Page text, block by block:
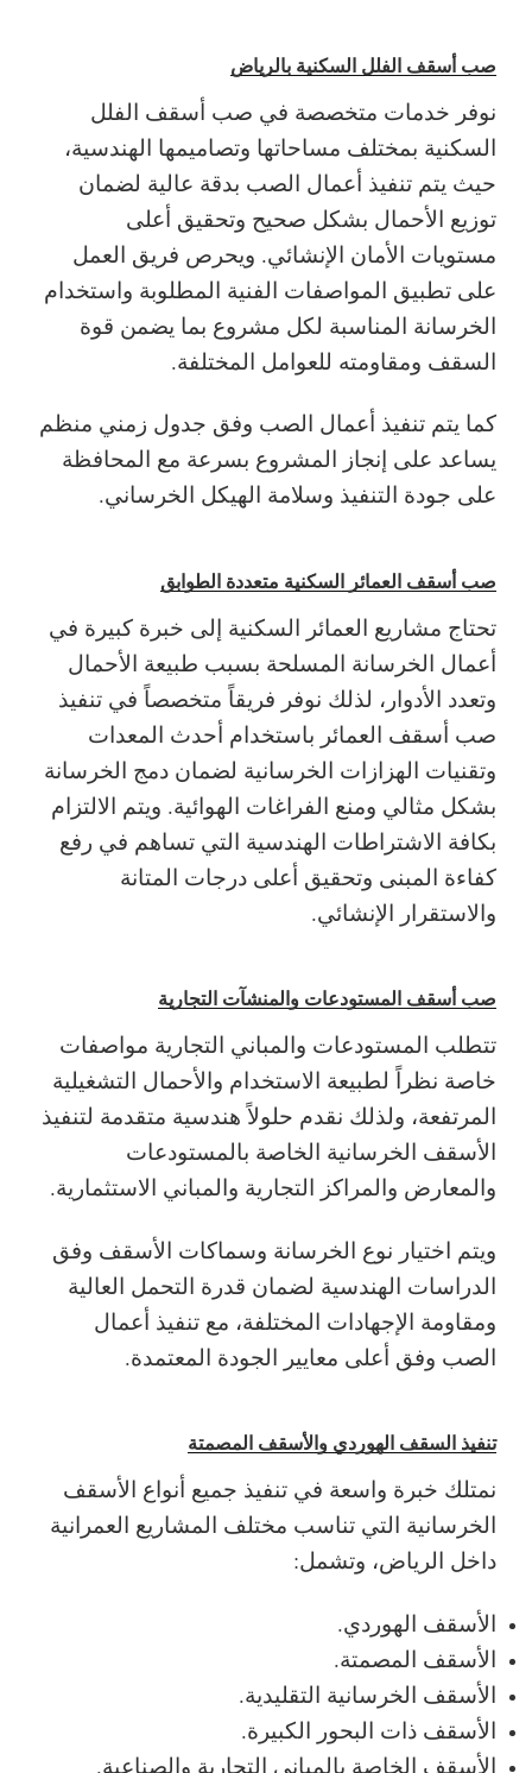
صب أسقف الفلل السكنية بالرياض
نوفر خدمات متخصصة في صب أسقف الفلل
السكنية بمختلف مساحاتها وتصاميمها الهندسية،
حيث يتم تنفيذ أعمال الصب بدقة عالية لضمان
توزيع الأحمال بشكل صحيح وتحقيق أعلى
مستويات الأمان الإنشائي. ويحرص فريق العمل
على تطبيق المواصفات الفنية المطلوبة واستخدام
الخرسانة المناسبة لكل مشروع بما يضمن قوة
السقف ومقاومته للعوامل المختلفة.
كما يتم تنفيذ أعمال الصب وفق جدول زمني منظم
يساعد على إنجاز المشروع بسرعة مع المحافظة
على جودة التنفيذ وسلامة الهيكل الخرساني.
صب أسقف العمائر السكنية متعددة الطوابق
تحتاج مشاريع العمائر السكنية إلى خبرة كبيرة في
أعمال الخرسانة المسلحة بسبب طبيعة الأحمال
وتعدد الأدوار، لذلك نوفر فريقاً متخصصاً في تنفيذ
صب أسقف العمائر باستخدام أحدث المعدات
وتقنيات الهزازات الخرسانية لضمان دمج الخرسانة
بشكل مثالي ومنع الفراغات الهوائية. ويتم الالتزام
بكافة الاشتراطات الهندسية التي تساهم في رفع
كفاءة المبنى وتحقيق أعلى درجات المتانة
والاستقرار الإنشائي.
صب أسقف المستودعات والمنشآت التجارية
تتطلب المستودعات والمباني التجارية مواصفات
خاصة نظراً لطبيعة الاستخدام والأحمال التشغيلية
المرتفعة، ولذلك نقدم حلولاً هندسية متقدمة لتنفيذ
الأسقف الخرسانية الخاصة بالمستودعات
والمعارض والمراكز التجارية والمباني الاستثمارية.
ويتم اختيار نوع الخرسانة وسماكات الأسقف وفق
الدراسات الهندسية لضمان قدرة التحمل العالية
ومقاومة الإجهادات المختلفة، مع تنفيذ أعمال
الصب وفق أعلى معايير الجودة المعتمدة.
تنفيذ السقف الهوردي والأسقف المصمتة
نمتلك خبرة واسعة في تنفيذ جميع أنواع الأسقف
الخرسانية التي تناسب مختلف المشاريع العمرانية
داخل الرياض، وتشمل:
الأسقف الهوردي.
الأسقف المصمتة.
الأسقف الخرسانية التقليدية.
الأسقف ذات البحور الكبيرة.
الأسقف الخاصة بالمباني التجارية والصناعية.